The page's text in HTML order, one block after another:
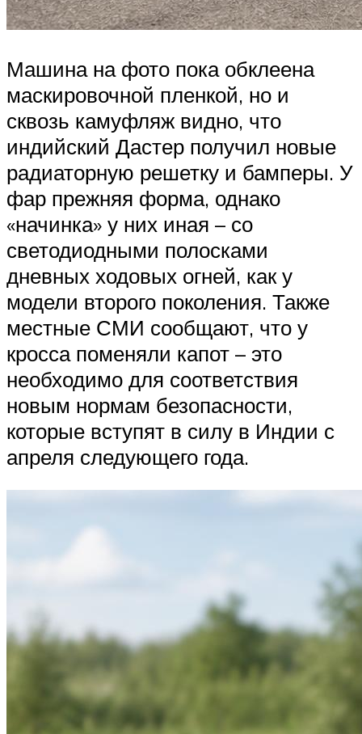
Машина на фото пока обклеена
маскировочной пленкой, но и
сквозь камуфляж видно, что
индийский Дастер получил новые
радиаторную решетку и бамперы. У
фар прежняя форма, однако
«начинка» у них иная – со
светодиодными полосками
дневных ходовых огней, как у
модели второго поколения. Также
местные СМИ сообщают, что у
кросса поменяли капот – это
необходимо для соответствия
новым нормам безопасности,
которые вступят в силу в Индии с
апреля следующего года.